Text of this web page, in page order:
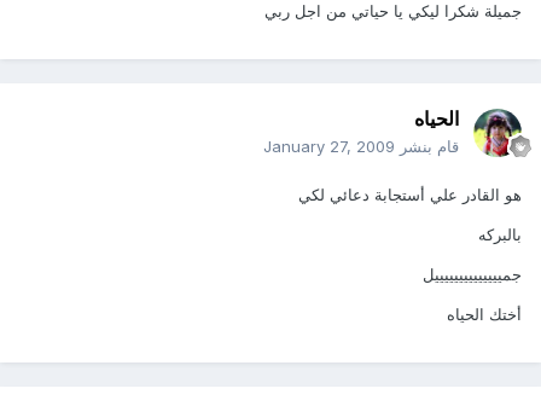
جميلة شكرا ليكي يا حياتي من اجل ربي
الحياه
قام بنشر January 27, 2009
هو القادر علي أستجابة دعائي لكي
بالبركه
جمييييييييييييييل
أختك الحياه